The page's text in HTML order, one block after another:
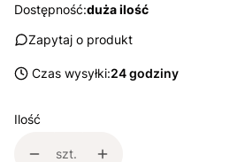
Dostępność:duża ilość
Zapytaj o produkt
Czas wysyłki:24 godziny
Ilość
szt.